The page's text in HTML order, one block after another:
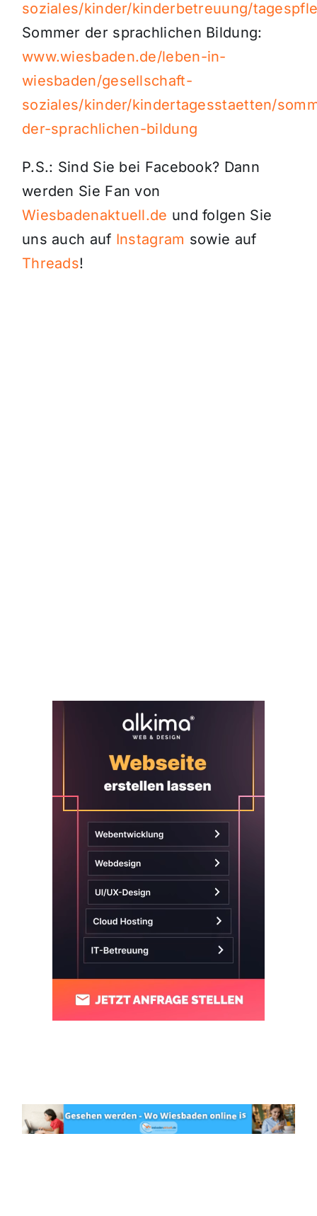
soziales/kinder/kinderbetreuung/
Sommer der sprachlichen Bildung:
www.wiesbaden.de/leben-in-
wiesbaden/gesellschaft-
soziales/kinder/kindertagesstaetten/
der-sprachlichen-bildung
P.S.: Sind Sie bei Facebook? Dann
werden Sie Fan von
Wiesbadenaktuell.de und folgen Sie
uns auch auf Instagram sowie auf
Threads!